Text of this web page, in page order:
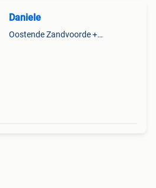
Daniele
Oostende Zandvoorde +Oostende